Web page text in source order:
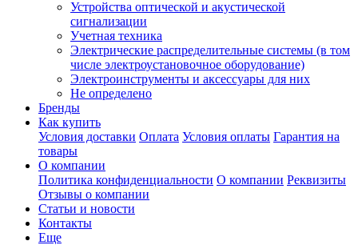
Устройства оптической и акустической
сигнализации
Учетная техника
Электрические распределительные системы (в том
числе электроустановочное оборудование)
Электроинструменты и аксессуары для них
Не определено
Бренды
Как купить
Условия доставки Оплата Условия оплаты Гарантия на
товары
О компании
Политика конфиденциальности О компании Реквизиты
Отзывы о компании
Статьи и новости
Контакты
Еще